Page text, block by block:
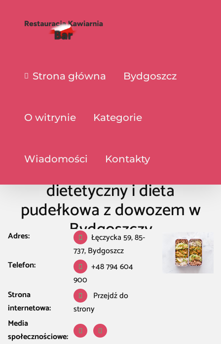
Strona główna Bydgoszcz
O witrynie Kategorie
Wiadomości Kontakty
Live-food – Catering
dietetyczny i dieta
pudełkowa z dowozem w
Bydgoszczy
Restauracja Kawiarnia Bar/ Bydgoszcz Catering w Bydgoszcz/Live-food
– Catering dietetyczny i dieta pudełkowa z dowozem w Bydgoszczy
Adres:
Łęczycka 59, 85-
737, Bydgoszcz
Telefon:
+48 794 604
900
Strona
internetowa:
Przejdź do
strony
Media
społecznościowe: